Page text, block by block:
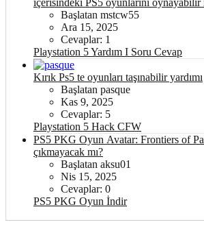
içerisindeki PS5 oyunlarını
Başlatan mstcw55
Ara 15, 2025
Cevaplar: 1
Playstation 5 Yardım I Soru Cevap
Kırık Ps5 te oyunları taşınabilir yardımı
Başlatan pasque
Kas 9, 2025
Cevaplar: 5
Playstation 5 Hack CFW
PS5 PKG Oyun Avatar: Frontiers of
çıkmayacak mı?
Başlatan aksu01
Nis 15, 2025
Cevaplar: 0
PS5 PKG Oyun İndir